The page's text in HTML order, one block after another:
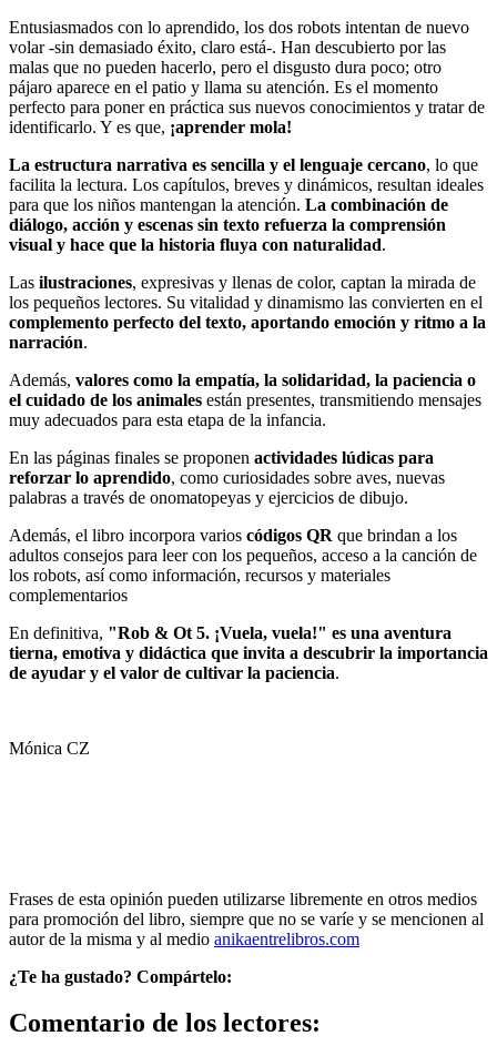
Entusiasmados con lo aprendido, los dos robots intentan de nuevo
volar -sin demasiado éxito, claro está-. Han descubierto por las
malas que no pueden hacerlo, pero el disgusto dura poco; otro
pájaro aparece en el patio y llama su atención. Es el momento
perfecto para poner en práctica sus nuevos conocimientos y tratar de
identificarlo. Y es que, ¡aprender mola!
La estructura narrativa es sencilla y el lenguaje cercano, lo que
facilita la lectura. Los capítulos, breves y dinámicos, resultan ideales
para que los niños mantengan la atención. La combinación de
diálogo, acción y escenas sin texto refuerza la comprensión
visual y hace que la historia fluya con naturalidad.
Las ilustraciones, expresivas y llenas de color, captan la mirada de
los pequeños lectores. Su vitalidad y dinamismo las convierten en el
complemento perfecto del texto, aportando emoción y ritmo a la
narración.
Además, valores como la empatía, la solidaridad, la paciencia o
el cuidado de los animales están presentes, transmitiendo mensajes
muy adecuados para esta etapa de la infancia.
En las páginas finales se proponen actividades lúdicas para
reforzar lo aprendido, como curiosidades sobre aves, nuevas
palabras a través de onomatopeyas y ejercicios de dibujo.
Además, el libro incorpora varios códigos QR que brindan a los
adultos consejos para leer con los pequeños, acceso a la canción de
los robots, así como información, recursos y materiales
complementarios
En definitiva, "Rob & Ot 5. ¡Vuela, vuela!" es una aventura
tierna, emotiva y didáctica que invita a descubrir la importancia
de ayudar y el valor de cultivar la paciencia.
Mónica CZ
Frases de esta opinión pueden utilizarse libremente en otros medios
para promoción del libro, siempre que no se varíe y se mencionen al
autor de la misma y al medio anikaentrelibros.com
¿Te ha gustado? Compártelo:
Comentario de los lectores: